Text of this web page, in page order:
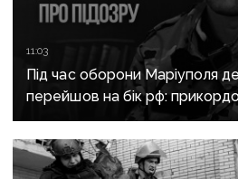
11:03
Під час оборони Маріуполя
перейшов на бік рф:
з «Азовсталі» повідомили